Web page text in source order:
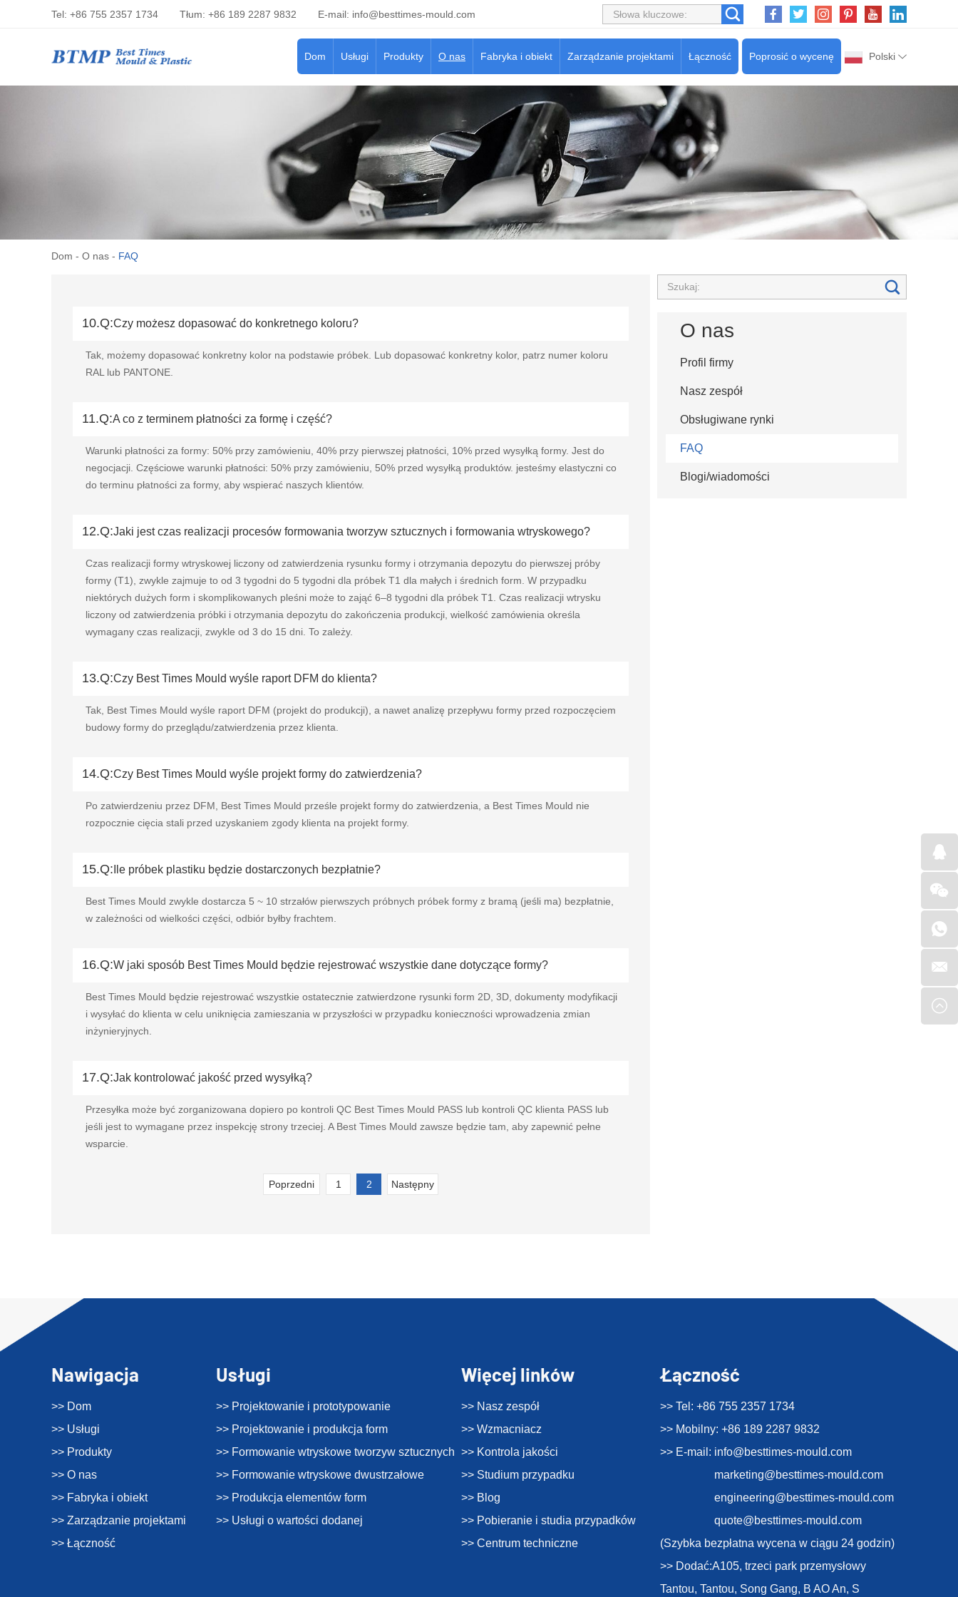
Tel: +86 755 2357 1734 Tłum: +86 189 2287 9832 E-mail: info@besttimes-mould.com
Polski
Poprosić o wycenę
Dom Usługi Produkty O nas Fabryka i obiekt Zarządzanie projektami Łączność
Dom - O nas - FAQ
O nas
Profil firmy
Nasz zespół
Obsługiwane rynki
FAQ
Blogi/wiadomości
10.Q:Czy możesz dopasować do konkretnego koloru?
Tak, możemy dopasować konkretny kolor na podstawie próbek. Lub dopasować konkretny kolor, patrz numer koloru
RAL lub PANTONE.
11.Q:A co z terminem płatności za formę i część?
Warunki płatności za formy: 50% przy zamówieniu, 40% przy pierwszej płatności, 10% przed wysyłką formy. Jest do
negocjacji. Częściowe warunki płatności: 50% przy zamówieniu, 50% przed wysyłką produktów. jesteśmy elastyczni co
do terminu płatności za formy, aby wspierać naszych klientów.
12.Q:Jaki jest czas realizacji procesów formowania tworzyw sztucznych i formowania wtryskowego?
Czas realizacji formy wtryskowej liczony od zatwierdzenia rysunku formy i otrzymania depozytu do pierwszej próby
formy (T1), zwykle zajmuje to od 3 tygodni do 5 tygodni dla próbek T1 dla małych i średnich form. W przypadku
niektórych dużych form i skomplikowanych pleśni może to zająć 6–8 tygodni dla próbek T1. Czas realizacji wtrysku
liczony od zatwierdzenia próbki i otrzymania depozytu do zakończenia produkcji, wielkość zamówienia określa
wymagany czas realizacji, zwykle od 3 do 15 dni. To zależy.
13.Q:Czy Best Times Mould wyśle raport DFM do klienta?
Tak, Best Times Mould wyśle raport DFM (projekt do produkcji), a nawet analizę przepływu formy przed rozpoczęciem
budowy formy do przeglądu/zatwierdzenia przez klienta.
14.Q:Czy Best Times Mould wyśle projekt formy do zatwierdzenia?
Po zatwierdzeniu przez DFM, Best Times Mould prześle projekt formy do zatwierdzenia, a Best Times Mould nie
rozpocznie cięcia stali przed uzyskaniem zgody klienta na projekt formy.
15.Q: Ile próbek plastiku będzie dostarczonych bezpłatnie?
Best Times Mould zwykle dostarcza 5 ~ 10 strzałów pierwszych próbnych próbek formy z bramą (jeśli ma) bezpłatnie,
w zależności od wielkości części, odbiór byłby frachtem.
16.Q:W jaki sposób Best Times Mould będzie rejestrować wszystkie dane dotyczące formy?
Best Times Mould będzie rejestrować wszystkie ostatecznie zatwierdzone rysunki form 2D, 3D, dokumenty modyfikacji
i wysyłać do klienta w celu uniknięcia zamieszania w przyszłości w przypadku konieczności wprowadzenia zmian
inżynieryjnych.
17.Q:Jak kontrolować jakość przed wysyłką?
Przesyłka może być zorganizowana dopiero po kontroli QC Best Times Mould PASS lub kontroli QC klienta PASS lub
jeśli jest to wymagane przez inspekcję strony trzeciej. A Best Times Mould zawsze będzie tam, aby zapewnić pełne
wsparcie.
Poprzedni 1 2 Następny
Nawigacja
>> Dom
>> Usługi
>> Produkty
>> O nas
>> Fabryka i obiekt
>> Zarządzanie projektami
>> Łączność
Usługi
>> Projektowanie i prototypowanie
>> Projektowanie i produkcja form
>> Formowanie wtryskowe tworzyw sztucznych
>> Formowanie wtryskowe dwustrzałowe
>> Produkcja elementów form
>> Usługi o wartości dodanej
Więcej linków
>> Nasz zespół
>> Wzmacniacz
>> Kontrola jakości
>> Studium przypadku
>> Blog
>> Pobieranie i studia przypadków
>> Centrum techniczne
Łączność
>> Tel: +86 755 2357 1734
>> Mobilny: +86 189 2287 9832
>> E-mail: info@besttimes-mould.com
marketing@besttimes-mould.com
engineering@besttimes-mould.com
quote@besttimes-mould.com
(Szybka bezpłatna wycena w ciągu 24 godzin)
>> Dodać:A105, trzeci park przemysłowy
Tantou, Tantou, Song Gang, B AO An, S